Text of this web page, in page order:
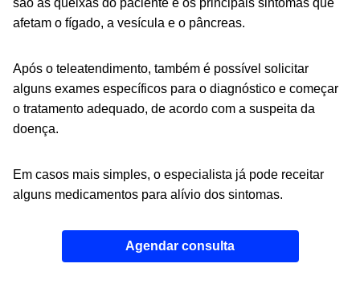
são as queixas do paciente e os principais sintomas que
afetam o fígado, a vesícula e o pâncreas.
Após o teleatendimento, também é possível solicitar
alguns exames específicos para o diagnóstico e começar
o tratamento adequado, de acordo com a suspeita da
doença.
Em casos mais simples, o especialista já pode receitar
alguns medicamentos para alívio dos sintomas.
Agendar consulta